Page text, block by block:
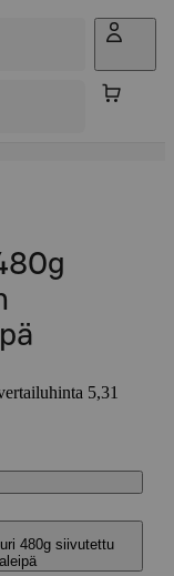
5,31
480g siivutettu